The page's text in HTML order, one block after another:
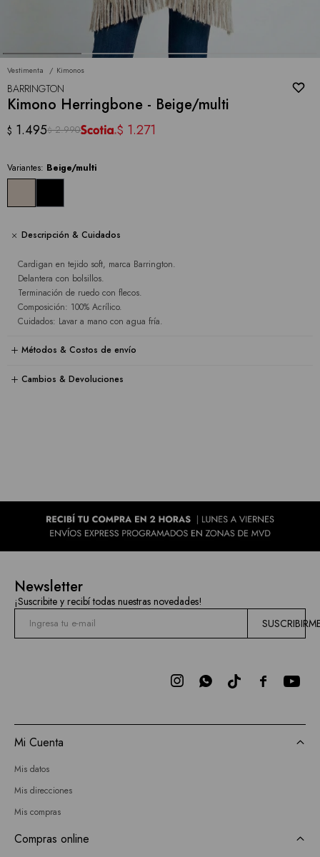
Vestimenta Kimonos
BARRINGTON
Kimono Herringbone - Beige/multi
$ 1.495$ 2.990 $ 1.271
Variantes: Beige/multi
Descripción & Cuidados
Cardigan en tejido soft, marca Barrington.
Delantera con bolsillos.
Terminación de ruedo con flecos.
Composición: 100% Acrílico.
Cuidados: Lavar a mano con agua fría.
Métodos & Costos de envío
Cambios & Devoluciones
Newsletter
¡Suscribite y recibí todas nuestras novedades!

 
Mi Cuenta
Mis datos
Mis direcciones
Mis compras
Compras online